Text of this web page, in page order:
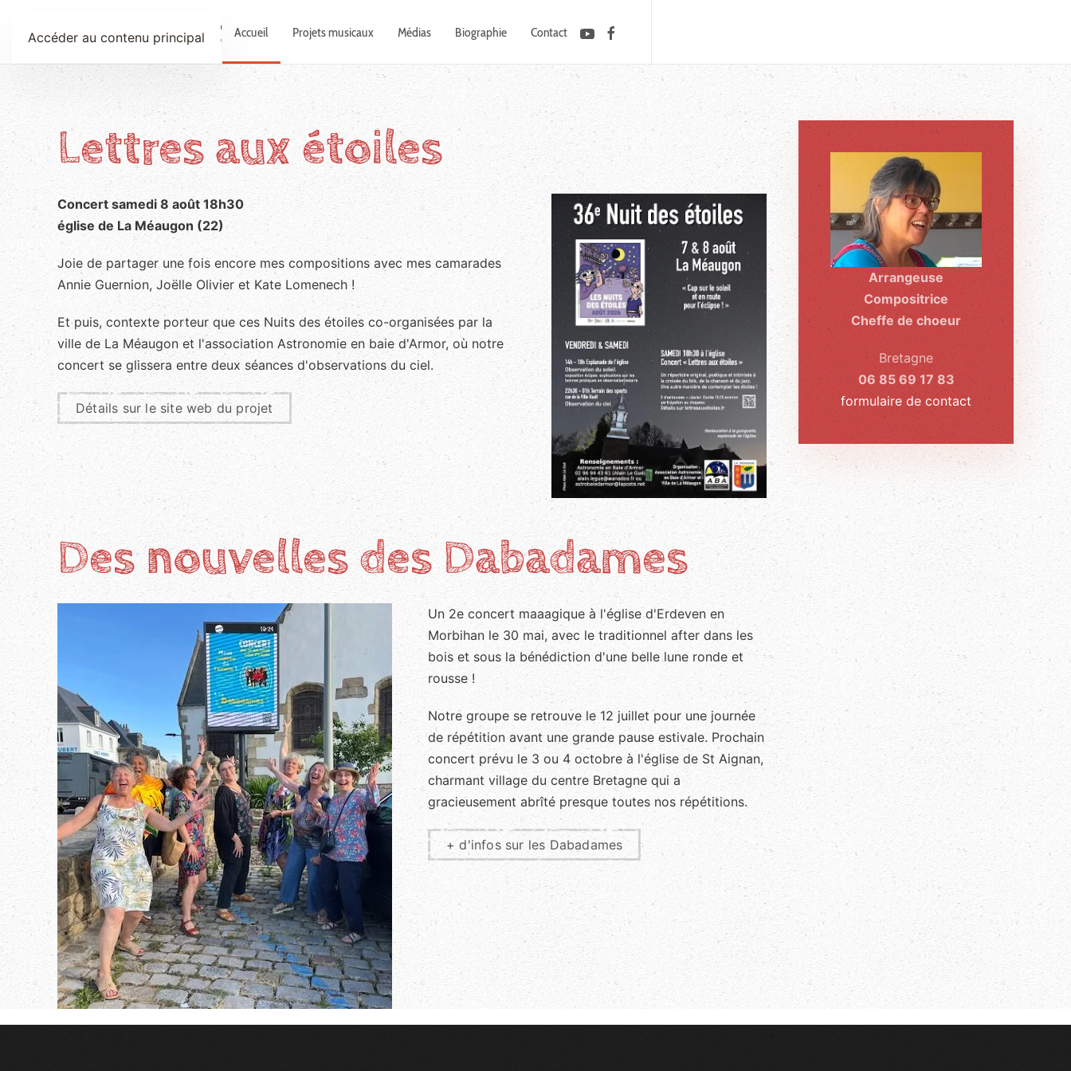
Accéder au contenu principal
Anne Le Bot Accueil Projets musicaux Médias Biographie Contact
Lettres aux étoiles
Concert samedi 8 août 18h30
église de La Méaugon (22)
Joie de partager une fois encore mes compositions avec mes camarades
Annie Guernion, Joëlle Olivier et Kate Lomenech !
Et puis, contexte porteur que ces Nuits des étoiles co-organisées par la
ville de La Méaugon et l'association Astronomie en baie d'Armor, où notre
concert se glissera entre deux séances d'observations du ciel.
Détails sur le site web du projet
Des nouvelles des Dabadames
Un 2e concert maaagique à l'église d'Erdeven en
Morbihan le 30 mai, avec le traditionnel after dans les
bois et sous la bénédiction d'une belle lune ronde et
rousse !
Notre groupe se retrouve le 12 juillet pour une journée
de répétition avant une grande pause estivale. Prochain
concert prévu le 3 ou 4 octobre à l'église de St Aignan,
charmant village du centre Bretagne qui a
gracieusement abrîté presque toutes nos répétitions.
+ d'infos sur les Dabadames
Arrangeuse
Compositrice
Cheffe de choeur
Bretagne
06 85 69 17 83
formulaire de contact